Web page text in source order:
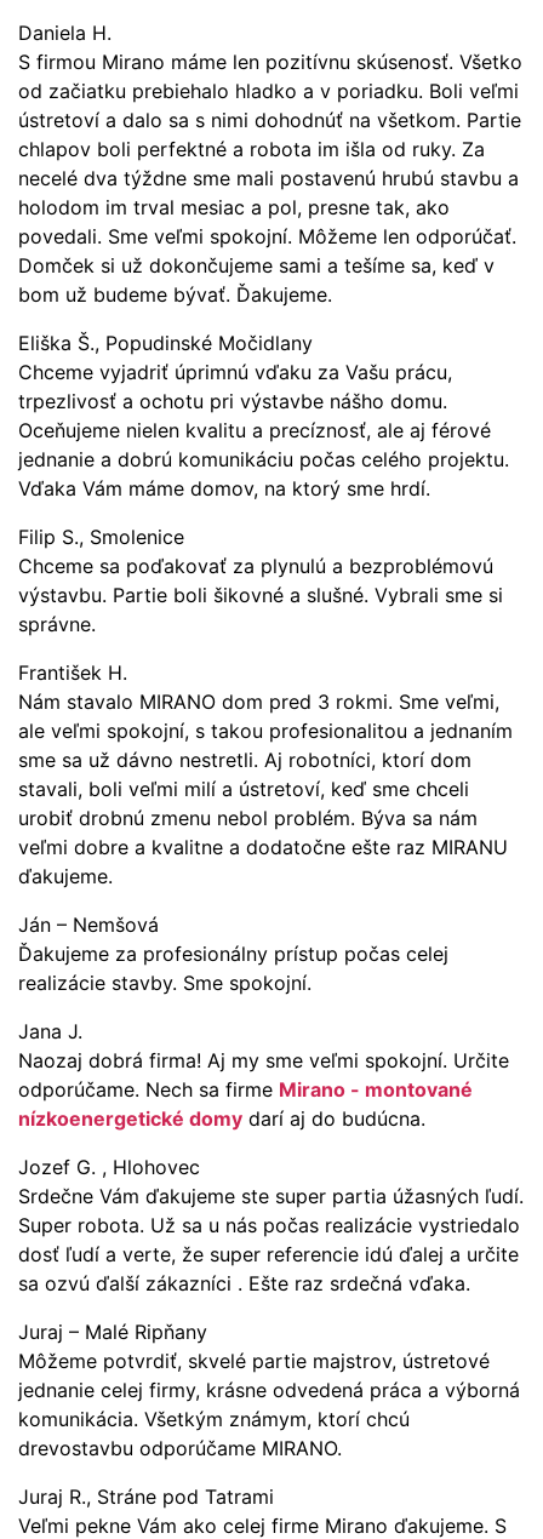
Daniela H.
S firmou Mirano máme len pozitívnu skúsenosť. Všetko
od začiatku prebiehalo hladko a v poriadku. Boli veľmi
ústretoví a dalo sa s nimi dohodnúť na všetkom. Partie
chlapov boli perfektné a robota im išla od ruky. Za
necelé dva týždne sme mali postavenú hrubú stavbu a
holodom im trval mesiac a pol, presne tak, ako
povedali. Sme veľmi spokojní. Môžeme len odporúčať.
Domček si už dokončujeme sami a tešíme sa, keď v
bom už budeme bývať. Ďakujeme.
Eliška Š., Popudinské Močidlany
Chceme vyjadriť úprimnú vďaku za Vašu prácu,
trpezlivosť a ochotu pri výstavbe nášho domu.
Oceňujeme nielen kvalitu a precíznosť, ale aj férové
jednanie a dobrú komunikáciu počas celého projektu.
Vďaka Vám máme domov, na ktorý sme hrdí.
Filip S., Smolenice
Chceme sa poďakovať za plynulú a bezproblémovú
výstavbu. Partie boli šikovné a slušné. Vybrali sme si
správne.
František H.
Nám stavalo MIRANO dom pred 3 rokmi. Sme veľmi,
ale veľmi spokojní, s takou profesionalitou a jednaním
sme sa už dávno nestretli. Aj robotníci, ktorí dom
stavali, boli veľmi milí a ústretoví, keď sme chceli
urobiť drobnú zmenu nebol problém. Býva sa nám
veľmi dobre a kvalitne a dodatočne ešte raz MIRANU
ďakujeme.
Ján – Nemšová
Ďakujeme za profesionálny prístup počas celej
realizácie stavby. Sme spokojní.
Jana J.
Naozaj dobrá firma! Aj my sme veľmi spokojní. Určite
odporúčame. Nech sa firme Mirano - montované
nízkoenergetické domy darí aj do budúcna.
Jozef G. , Hlohovec
Srdečne Vám ďakujeme ste super partia úžasných ľudí.
Super robota. Už sa u nás počas realizácie vystriedalo
dosť ľudí a verte, že super referencie idú ďalej a určite
sa ozvú ďalší zákazníci . Ešte raz srdečná vďaka.
Juraj – Malé Ripňany
Môžeme potvrdiť, skvelé partie majstrov, ústretové
jednanie celej firmy, krásne odvedená práca a výborná
komunikácia. Všetkým známym, ktorí chcú
drevostavbu odporúčame MIRANO.
Juraj R., Stráne pod Tatrami
Veľmi pekne Vám ako celej firme Mirano ďakujeme. S